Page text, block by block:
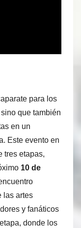
para los
que también
en un
Este evento en
tres etapas,
10 de
las artes
y fanáticos
donde los